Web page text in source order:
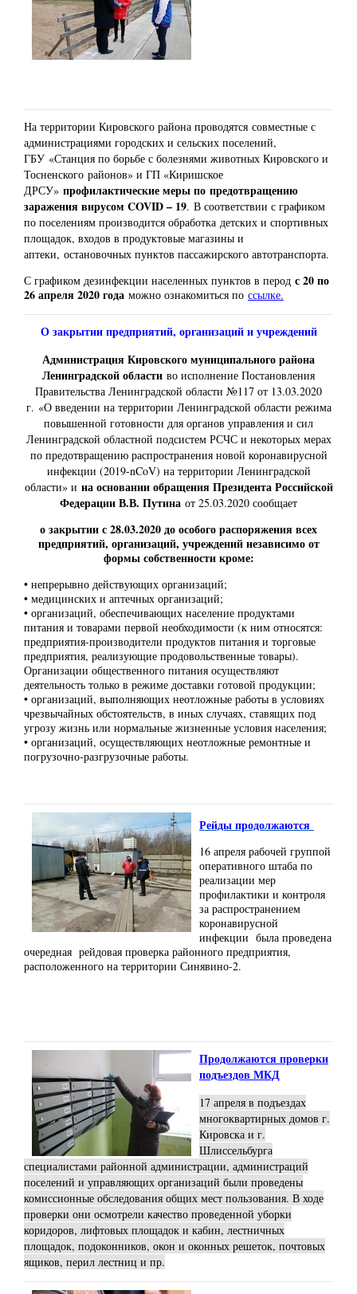
На территории Кировского района проводятся совместные с
администрациями городских и сельских поселений,
ГБУ «Станция по борьбе с болезнями животных Кировского и
Тосненского районов» и ГП «Киришское
ДРСУ» профилактические меры по предотвращению
заражения вирусом COVID – 19. В соответствии с графиком
по поселениям производится обработка детских и спортивных
площадок, входов в продуктовые магазины и
аптеки, остановочных пунктов пассажирского автотранспорта.
С графиком дезинфекции населенных пунктов в перод с 20 по
26 апреля 2020 года можно ознакомиться по ссылке.
О закрытии предприятий, организаций и учреждений
Администрация Кировского муниципального района
Ленинградской области во исполнение Постановления
Правительства Ленинградской области №117 от 13.03.2020
г. «О введении на территории Ленинградской области режима
повышенной готовности для органов управления и сил
Ленинградской областной подсистем РСЧС и некоторых мерах
по предотвращению распространения новой коронавирусной
инфекции (2019-nCoV) на территории Ленинградской
области» и на основании обращения Президента Российской
Федерации В.В. Путина от 25.03.2020 сообщает
о закрытии с 28.03.2020 до особого распоряжения всех
предприятий, организаций, учреждений независимо от
формы собственности кроме:
• непрерывно действующих организаций;
• медицинских и аптечных организаций;
• организаций, обеспечивающих население продуктами
питания и товарами первой необходимости (к ним относятся:
предприятия-производители продуктов питания и торговые
предприятия, реализующие продовольственные товары).
Организации общественного питания осуществляют
деятельность только в режиме доставки готовой продукции;
• организаций, выполняющих неотложные работы в условиях
чрезвычайных обстоятельств, в иных случаях, ставящих под
угрозу жизнь или нормальные жизненные условия населения;
• организаций, осуществляющих неотложные ремонтные и
погрузочно-разгрузочные работы.
Рейды продолжаются
16 апреля рабочей группой
оперативного штаба по
реализации мер
профилактики и контроля
за распространением
коронавирусной
инфекции была проведена
очередная рейдовая проверка районного предприятия,
расположенного на территории Синявино-2.
Продолжаются проверки
подъездов МКД
17 апреля в подъездах
многоквартирных домов г.
Кировска и г.
Шлиссельбурга
специалистами районной администрации, администраций
поселений и управляющих организаций были проведены
комиссионные обследования общих мест пользования. В ходе
проверки они осмотрели качество проведенной уборки
коридоров, лифтовых площадок и кабин, лестничных
площадок, подоконников, окон и оконных решеток, почтовых
ящиков, перил лестниц и пр.